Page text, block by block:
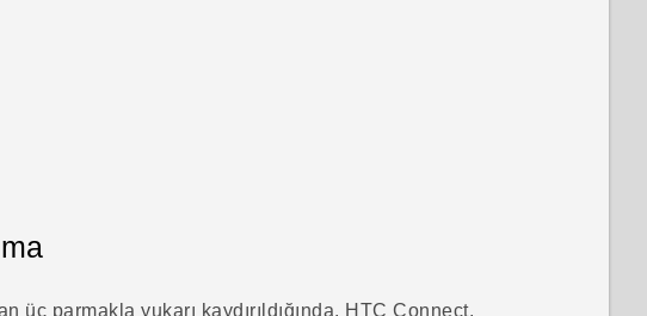
üç parmakla yukarı kaydırıldığında, HTC Connect,